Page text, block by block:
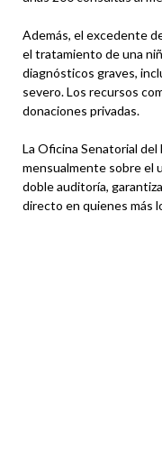
Además, el excedente
el tratamiento de una
diagnósticos graves,
severo. Los recursos
donaciones privadas.
La Oficina Senatorial
mensualmente sobre el
doble auditoría,
directo en quienes más